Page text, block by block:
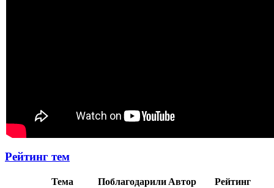
Рейтинг тем
Тема Поблагодарили Автор
Рейтинг